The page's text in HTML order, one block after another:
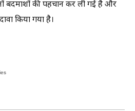
बदमाशों की पहचान कर ली गई है और
किया गया है।